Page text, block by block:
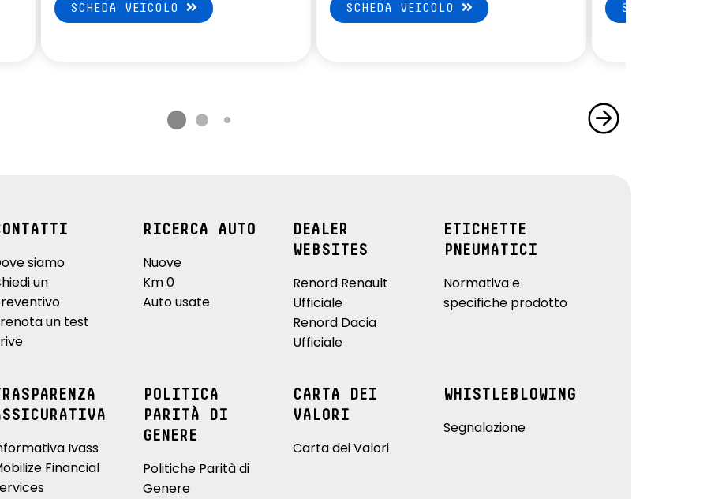
SCHEDA VEICOLO SCHEDA VEICOLO SCHEDA
siamo
un
un test
RICERCA AUTO
Nuove
Km 0
Auto usate
DEALER
WEBSITES
Renord Renault
Ufficiale
Renord Dacia
Ufficiale
ETICHETTE
PNEUMATICI
Normativa e
specifiche prodotto
Ivass
Financial
POLITICA
PARITÀ DI
GENERE
Politiche Parità di
Genere
CARTA DEI
VALORI
Carta dei Valori
WHISTLEBLOWING
Segnalazione